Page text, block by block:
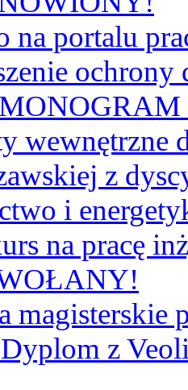
na portalu
ochrony
wewnętrzne
z
i
na pracę
magisterskie
z